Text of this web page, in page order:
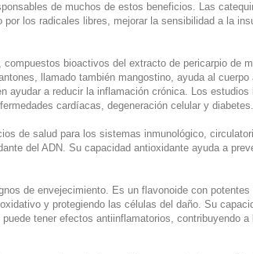
de muchos de estos beneficios. Las
los radicales libres, mejorar la sensibilidad a la
bioactivos del extracto de pericarpio de
llamado también mangostino, ayuda al cuerpo
a reducir la inflamación crónica. Los estudios
cardíacas, degeneración celular y diabetes.
de salud para los sistemas inmunológico,
del ADN. Su capacidad antioxidante ayuda a
de envejecimiento. Es un flavonoide con potentes
y protegiendo las células del daño. Su
tener efectos antiinflamatorios, contribuyendo a